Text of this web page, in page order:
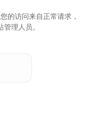
的访问来自正常请求，
理人员。